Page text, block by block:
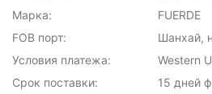
Марка:
FUERDE
FOB порт:
Шанхай,
Условия платежа:
Western
Срок поставки:
15 дней